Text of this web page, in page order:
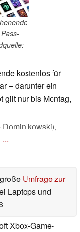
kostenlos für
– darunter ein
gilt nur bis Montag,
Dominikowski),
...
Umfrage zur
Laptops und
Xbox-Game-